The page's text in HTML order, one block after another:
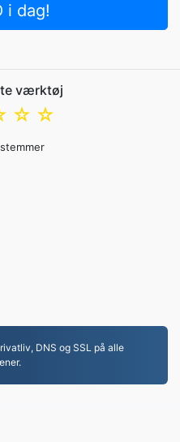
i dag!
værktøj
☆
☆
stemmer
DNS og SSL på alle